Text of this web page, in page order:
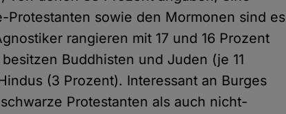
sowie den Mormonen sind es
rangieren mit 17 und 16 Prozent
Buddhisten und Juden (je 11
(3 Prozent). Interessant an Burges
Protestanten als auch nicht-